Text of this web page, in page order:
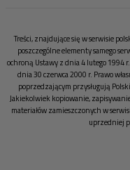
Treści, znajdujące się w serwisie
poszczególne elementy samego
ochroną Ustawy z dnia 4 lutego 1994
dnia 30 czerwca 2000 r. Prawo
poprzedzającym przysługują
Jakiekolwiek kopiowanie,
materiałów zamieszczonych w
uprzedniej